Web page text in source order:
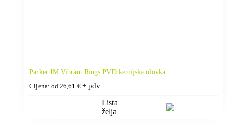
Parker IM Vibrant Rings PVD kemijska olovka
Cijena: od 26,61 € + pdv
Lista
želja